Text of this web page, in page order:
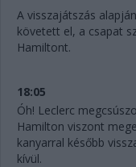
A visszajátszás
követett el, a csapat
Hamiltont.
18:05
Óh! Leclerc
Hamilton viszont
kanyarral később
kívül.